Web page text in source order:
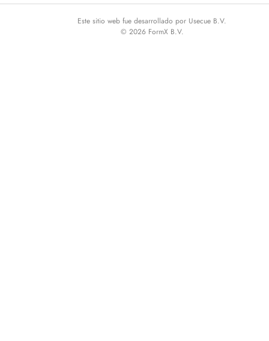
Este sitio web fue desarrollado por Usecue B.V.
© 2026 FormX B.V.